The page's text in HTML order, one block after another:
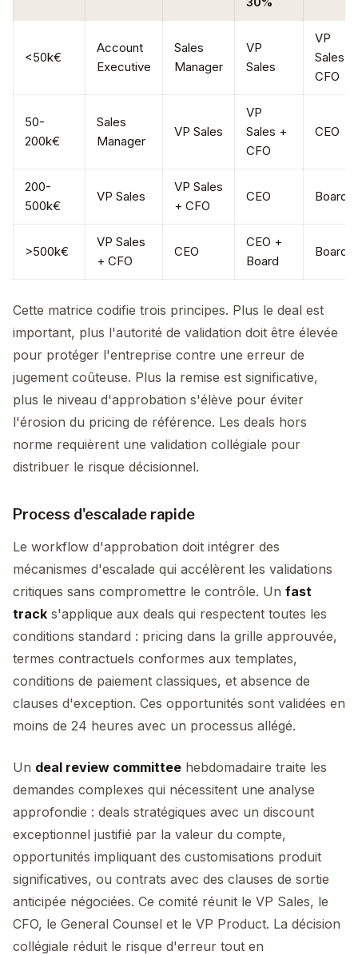
<50k€
Account
Executive
Sales
Manager
VP
Sales
VP
Sales +
CFO
50-
200k€
Sales
Manager
VP Sales
VP
Sales +
CFO
CEO
200-
500k€
VP Sales
VP Sales
+ CFO
CEO Board
>500k€
VP Sales
+ CFO
CEO
CEO +
Board
Board
Cette matrice codifie trois principes. Plus le deal est
important, plus l'autorité de validation doit être élevée
pour protéger l'entreprise contre une erreur de
jugement coûteuse. Plus la remise est significative,
plus le niveau d'approbation s'élève pour éviter
l'érosion du pricing de référence. Les deals hors
norme requièrent une validation collégiale pour
distribuer le risque décisionnel.
Process d'escalade rapide
Le workflow d'approbation doit intégrer des
mécanismes d'escalade qui accélèrent les validations
critiques sans compromettre le contrôle. Un fast
track s'applique aux deals qui respectent toutes les
conditions standard : pricing dans la grille approuvée,
termes contractuels conformes aux templates,
conditions de paiement classiques, et absence de
clauses d'exception. Ces opportunités sont validées en
moins de 24 heures avec un processus allégé.
Un deal review committee hebdomadaire traite les
demandes complexes qui nécessitent une analyse
approfondie : deals stratégiques avec un discount
exceptionnel justifié par la valeur du compte,
opportunités impliquant des customisations produit
significatives, ou contrats avec des clauses de sortie
anticipée négociées. Ce comité réunit le VP Sales, le
CFO, le General Counsel et le VP Product. La décision
collégiale réduit le risque d'erreur tout en